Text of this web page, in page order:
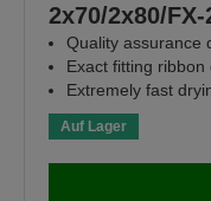
2x70/2x80/FX-
Quality assurance
Exact fitting ribbon
Extremely fast
Auf Lager